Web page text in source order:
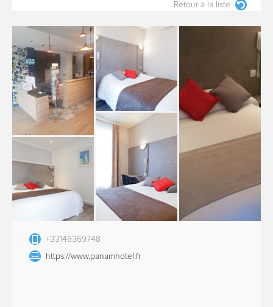
Retour à la liste
+33146369748
https://www.panamhotel.fr